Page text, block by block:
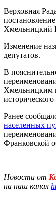
Верховная
Хмельницкий
Изменение
депутатов.
В
Хмельницким
Ранее
населенных
Франковской
Новости от
на наш канал